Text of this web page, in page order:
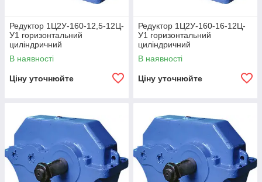
Редуктор 1Ц2У-160-12,5-12Ц-
У1 горизонтальний
циліндричний
двоступінчастий
В наявності
Ціну уточнюйте
Редуктор 1Ц2У-160-16-12Ц-
У1 горизонтальний
циліндричний
двоступінчастий
В наявності
Ціну уточнюйте